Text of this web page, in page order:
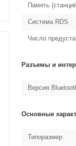
Память
Система RDS
Число
Разъемы и
Версия
Основные
Типоразмер